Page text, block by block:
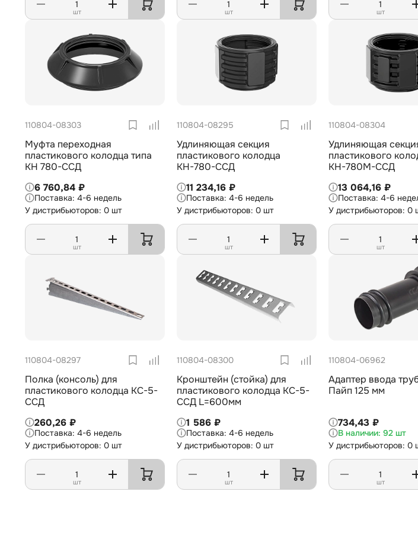
шт шт шт
110804-08303
Муфта переходная
пластикового колодца типа
КН 780-ССД
6 760,84 ₽
4-6 недель
У дистрибьюторов: 0 шт
шт
110804-08295
Удлиняющая секция
пластикового колодца
КН-780-ССД
11 234,16 ₽
4-6 недель
У дистрибьюторов: 0 шт
шт
110804-08304
Удлиняющая
пластикового
КН-780М-ССД
13 064,16 ₽
4-6
У дистрибьюторов: 0
шт
110804-08297
Полка (консоль) для
пластикового колодца КС-5-
ССД
260,26 ₽
4-6 недель
У дистрибьюторов: 0 шт
шт
110804-08300
Кронштейн (стойка) для
пластикового колодца КС-5-
ССД L=600мм
1 586 ₽
4-6 недель
У дистрибьюторов: 0 шт
шт
110804-06962
Адаптер ввода
Пайп 125 мм
734,43 ₽
92 шт
У дистрибьюторов: 0
шт